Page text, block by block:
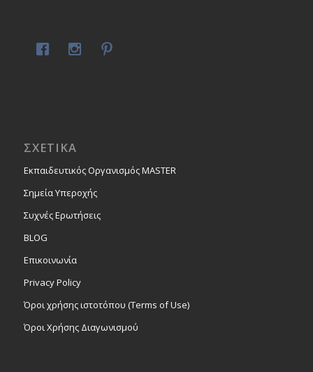
ΣΧΕΤΙΚΑ
Εκπαιδευτικός Οργανισμός MASTER
Σημεία Υπεροχής
Συχνές Ερωτήσεις
BLOG
Επικοινωνία
Privacy Policy
Όροι χρήσης ιστοτόπου (Terms of Use)
Όροι Χρήσης Διαγωνισμού